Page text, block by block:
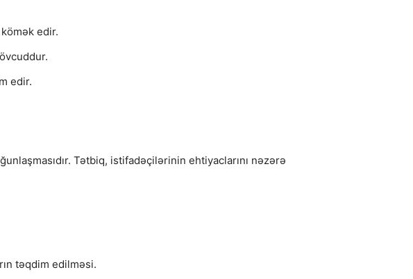
kömək edir.
edir.
Tətbiq, istifadəçilərinin ehtiyaclarını nəzərə
təqdim edilməsi.